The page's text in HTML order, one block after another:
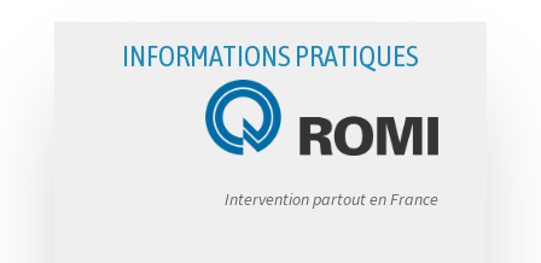
INFORMATIONS PRATIQUES
Intervention partout en France